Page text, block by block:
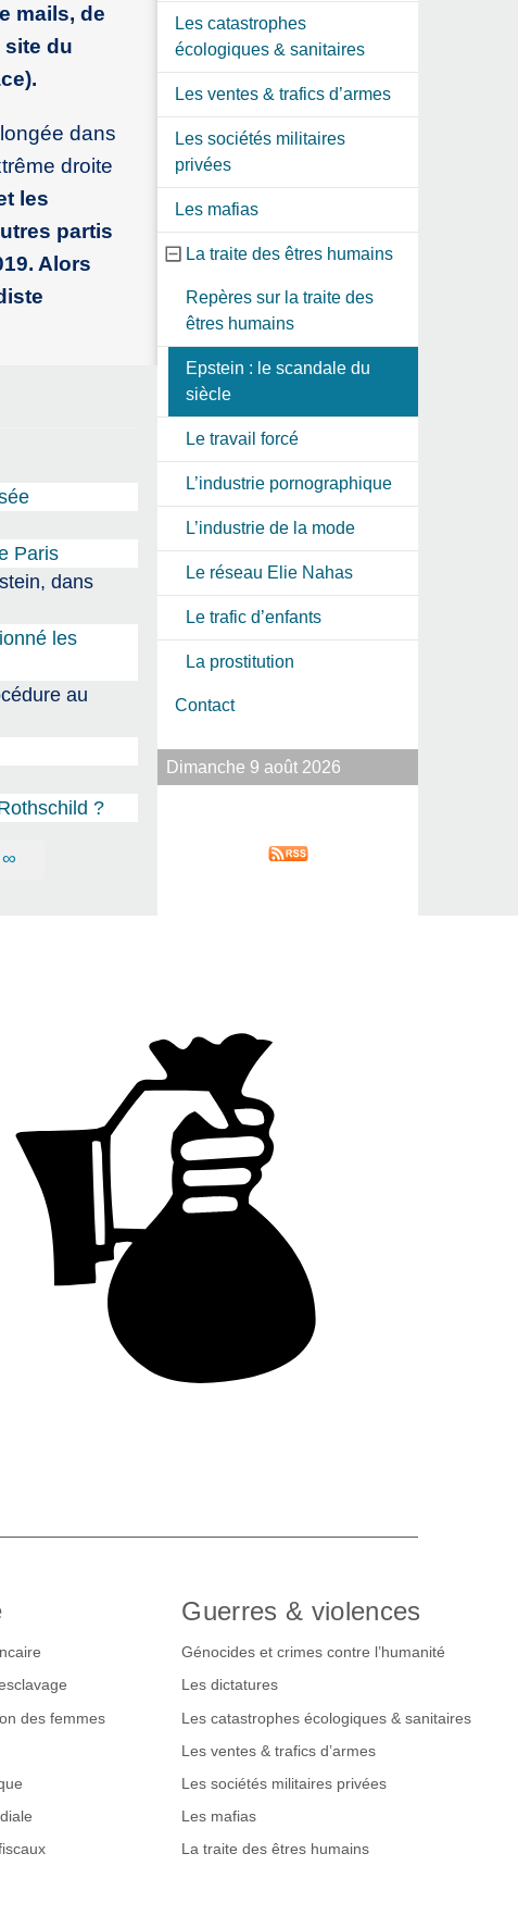
mails, de
site du
dans
droite
les
partis
Alors
Paris
dans
les
au
?
∞
Les catastrophes
écologiques & sanitaires
Les ventes & trafics d’armes
Les sociétés militaires
privées
Les mafias
La traite des êtres humains
Repères sur la traite des
êtres humains
Epstein : le scandale du
siècle
Le travail forcé
L’industrie pornographique
L’industrie de la mode
Le réseau Elie Nahas
Le trafic d’enfants
La prostitution
Contact
Dimanche 9 août 2026
des femmes
Guerres & violences
Génocides et crimes contre l’humanité
Les dictatures
Les catastrophes écologiques & sanitaires
Les ventes & trafics d’armes
Les sociétés militaires privées
Les mafias
La traite des êtres humains